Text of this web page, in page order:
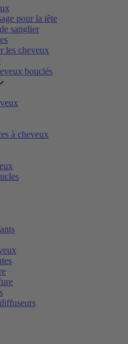
pour la tête
sanglier
les cheveux
bouclés
à cheveux